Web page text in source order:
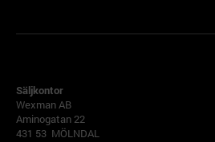
Säljkontor
Wexman AB
Aminogatan 22
431 53 MÖLNDAL